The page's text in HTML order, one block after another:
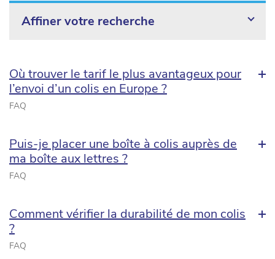
Affiner votre recherche
Où trouver le tarif le plus avantageux pour
l’envoi d’un colis en Europe ?
FAQ
Puis-je placer une boîte à colis auprès de
ma boîte aux lettres ?
FAQ
Comment vérifier la durabilité de mon colis
?
FAQ